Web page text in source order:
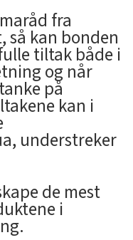
fra
så kan bonden
tiltak både i
og når
på
kan i
understreker
de mest
i